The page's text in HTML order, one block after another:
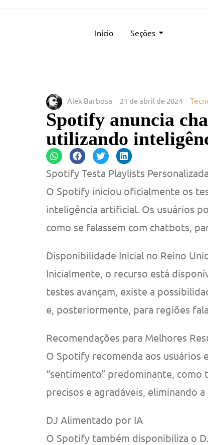
Início Seções
Alex Barbosa 21 de abril de 2024
Spotify anuncia
utilizando
Spotify Testa Playlists
O Spotify iniciou oficialmente os
inteligência artificial. Os usuários
como se falassem com chatbots,
Disponibilidade Inicial no Reino
Inicialmente, o recurso está
testes avançam, existe a
e, posteriormente, para regiões
Recomendações para Melhores
O Spotify recomenda aos usuários
“sentimento” predominante, como
precisos e agradáveis, eliminando
DJ Alimentado por IA
O Spotify também disponibiliza o